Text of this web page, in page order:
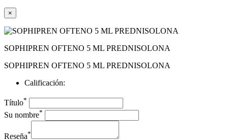
×
SOPHIPREN OFTENO 5 ML PREDNISOLONA
SOPHIPREN OFTENO 5 ML PREDNISOLONA
Calificación:
Título*
Su nombre*
Reseña*